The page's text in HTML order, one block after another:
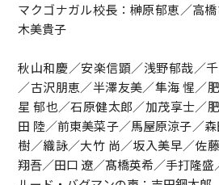
マクゴナガル校長：榊原郁恵／高
木美貴子
秋山和慶／安楽信顕／浅野郁哉／
／古沢朋恵／半澤友美／隼海 惺／
星 郁也／石原健太郎／加茂享士／
田 陸／前東美菜子／馬屋原涼子／
樹／織詠／大竹 尚／坂入美早／佐
翔吾／田口 遼／髙橋英希／手打隆